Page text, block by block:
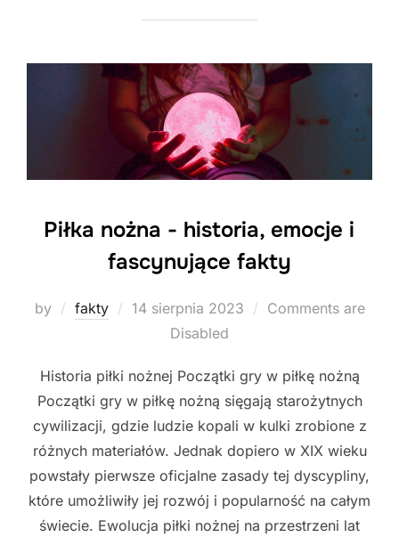
Piłka nożna - historia, emocje i
fascynujące fakty
by fakty
Posted
14 sierpnia 2023
Comments are
Disabled
Historia piłki nożnej Początki gry w piłkę nożną
Początki gry w piłkę nożną sięgają starożytnych
cywilizacji, gdzie ludzie kopali w kulki zrobione z
różnych materiałów. Jednak dopiero w XIX wieku
powstały pierwsze oficjalne zasady tej dyscypliny,
które umożliwiły jej rozwój i popularność na całym
świecie. Ewolucja piłki nożnej na przestrzeni lat